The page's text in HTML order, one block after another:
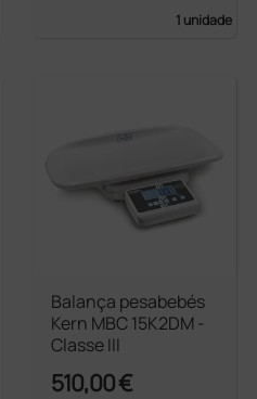
1 unidade
Balança pesabebés
Kern MBC 15K2DM -
Classe III
510,00 €